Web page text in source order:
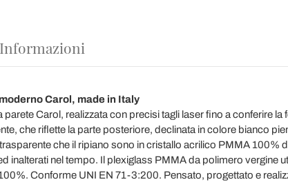
Carol, made in Italy
Carol, realizzata con precisi tagli laser fino a conferire la
che riflette la parte posteriore, declinata in colore bianco
che il ripiano sono in cristallo acrilico PMMA 100%
inalterati nel tempo. Il plexiglass PMMA da polimero vergine
Conforme UNI EN 71-3:200. Pensato, progettato e